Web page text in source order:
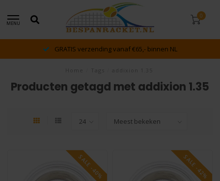
MENU
0
GRATIS verzending vanaf €65,- binnen NL
Producten getagd met addixion 1.35
SALE -40% SALE -42%